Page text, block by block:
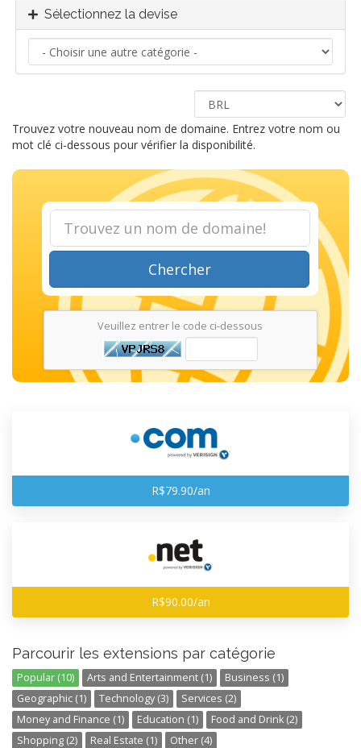
Sélectionnez la devise
Trouvez votre nouveau nom de domaine. Entrez votre nom ou
mot clé ci-dessous pour vérifier la disponibilité.
Chercher
Veuillez entrer le code ci-dessous
R$79.90/an
R$90.00/an
Parcourir les extensions par catégorie
Popular (10) Arts and Entertainment (1)
Business (1)
Geographic (1)
Technology (3)
Services (2)
Money and Finance (1)
Education (1)
Food and Drink (2)
Shopping (2)
Real Estate (1) Other (4)